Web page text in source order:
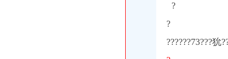
?
?
??????73???狁